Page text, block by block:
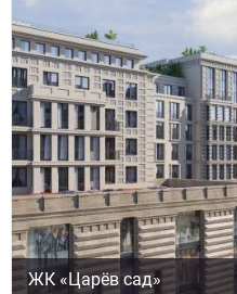
ЖК «Царёв сад»